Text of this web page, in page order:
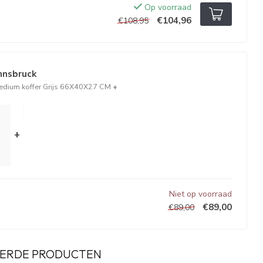
Op voorraad
€108,95
€104,96
koffer Grijs 66X40X27 CM +
+
Niet op voorraad
€89,00
€89,00
PRODUCTEN